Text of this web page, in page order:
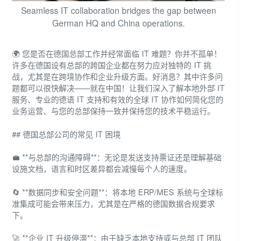
Seamless IT collaboration bridges the gap between
German HQ and China operations.
🌍 您是否在德国总部工作并经常面临 IT 难题？你并不孤单！
许多在德国设有总部的跨国企业都在努力应对独特的 IT 挑
战，尤其是在跨境协作和企业升级方面。好消息？其中许多问
题都可以很快解决——就在中国！让我们深入了解本地外部 IT
服务、专业的德语 IT 支持和有效的全球 IT 协作如何简化您的
业务运营、与您的总部保持一致并保持您的技术平稳运行。
## 德国总部公司的常见 IT 困境
💼 **与总部的沟通障碍**：无论是发送支持票证还是理解基础
设施文档，语言和时区差异都会减慢每个人的速度。
🔄 **数据同步和安全问题**：将本地 ERP/MES 系统与全球标
准集成可能会带来压力，尤其是在严格的德国数据合规要求
下。
🚀 **企业 IT 升级停滞**：由于缺乏本地支持或与总部 IT 团队